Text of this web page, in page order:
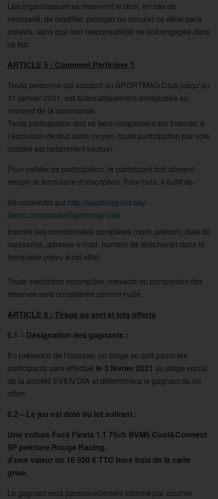
Les organisateurs se réservent le droit, en cas de
nécessité, de modifier, proroger ou annuler ce délai sans
préavis, sans que leur responsabilité ne soit engagée dans
ce fait.
ARTICLE 5 : Comment Participer ?
Toute personne qui souscrit au SPORTMAG Club jusqu’au
31 janvier 2021, est automatiquement enregistrée au
moment de la commande.
Toute participation doit se faire uniquement sur Internet, à
l’exclusion de tout autre moyen (toute participation par voie
postale est notamment exclue).
Pour valider sa participation, le participant doit dûment
remplir le formulaire d’inscription. Pour cela, il suffit de :
Se connecter sur http://sportmag-old.say-
demo.com/produit/sportmag-club
Inscrire ses coordonnées complètes (nom, prénom, date de
naissance, adresse e-mail, numéro de téléphone) dans le
formulaire prévu à cet effet.
Toute inscription incomplète, inexacte ou comportant des
réserves sera considérée comme nulle.
ARTICLE 6 : Tirage au sort et lots offerts
6.1 – Désignation des gagnants :
En présence de l’huissier, un tirage au sort parmi les
participants sera effectué le 3 février 2021 au siège social
de la société EVEN’DIA et déterminera le gagnant du lot
offert.
6.2 – Le jeu est doté du lot suivant :
Une voiture Ford Fiesta 1.1 75ch BVM5 Cool&Connect
5P peinture Rouge Racing,
d’une valeur de 16 920 € TTC hors frais de la carte
grise.
Le gagnant sera personnellement informé par courrier